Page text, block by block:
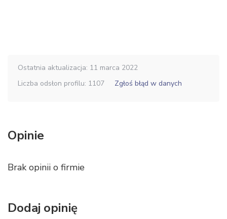
Ostatnia aktualizacja: 11 marca 2022
Liczba odsłon profilu: 1107
Zgłoś błąd w danych
Opinie
Brak opinii o firmie
Dodaj opinię